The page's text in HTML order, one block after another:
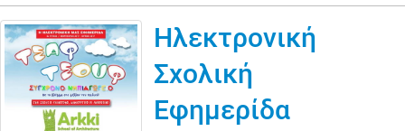
Ηλεκτρονική
Σχολική
Εφημερίδα